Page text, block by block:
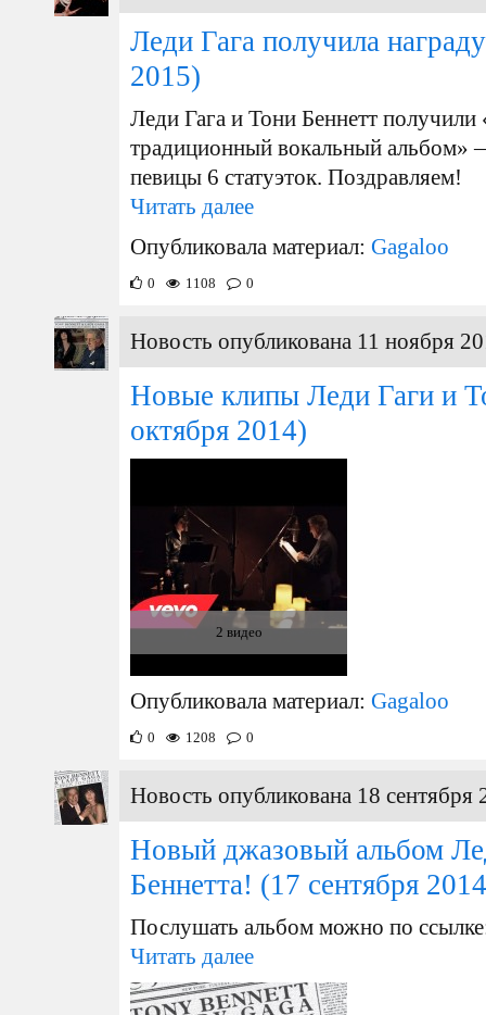
Леди Гага получила
2015)
Леди Гага и Тони Беннетт
традиционный вокальный альбом»
певицы 6 статуэток. Поздравляем!
Читать далее
Опубликовала материал: Gagaloo
0 1108 0
Новость опубликована 11 ноября
Новые клипы Леди Гаги и
октября 2014)
2 видео
Опубликовала материал: Gagaloo
0 1208 0
Новость опубликована 18 сентября
Новый джазовый альбом
Беннетта! (17 сентября
Послушать альбом можно по
Читать далее